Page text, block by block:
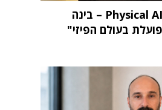
"העתיד הוא Physical AI – בינה
בעולם הפיזי"